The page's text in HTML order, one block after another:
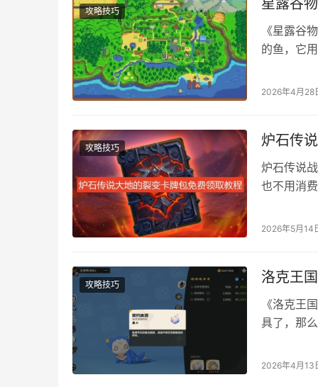
攻略技巧 星露谷
《星露谷
的鱼，它
沙漠 出现
2026年4月28
攻略技巧 炉石传
炉石传说
也不用消
的裂变卡
2026年5月14
攻略技巧 洛克王
《洛克王
具了，那
晋升任务
2026年4月13